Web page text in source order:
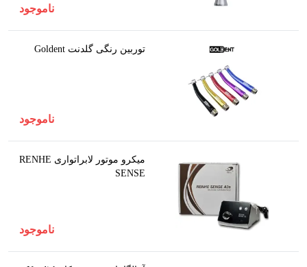
ناموجود
توربین رنگی گلدنت Goldent
ناموجود
میکرو موتور لابراتواری RENHE
SENSE
ناموجود